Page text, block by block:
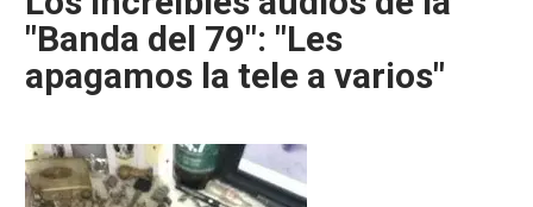
"Banda del 79": "Les
apagamos la tele a varios"